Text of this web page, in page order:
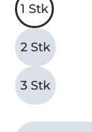
1 Stk
2 Stk
3 Stk